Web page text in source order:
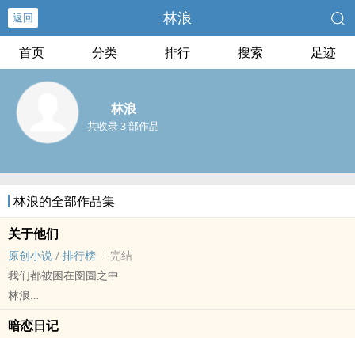
返回 林浪
首页 分类 排行 搜索 足迹
林浪
共收录 3 部作品
林浪的全部作品集
关于他们
原创小说 / 排行榜
完结
我们都被困在囹圄之中
林浪
原创小说 - BL - 长篇 - 完结
虐文 - 单元剧 - 1v1 - 荤素均衡
暗恋日记